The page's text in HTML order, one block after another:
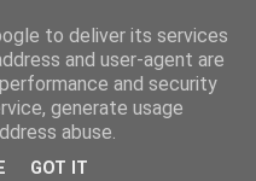
to deliver its services
and user-agent are
and security
generate usage
abuse.
GOT IT